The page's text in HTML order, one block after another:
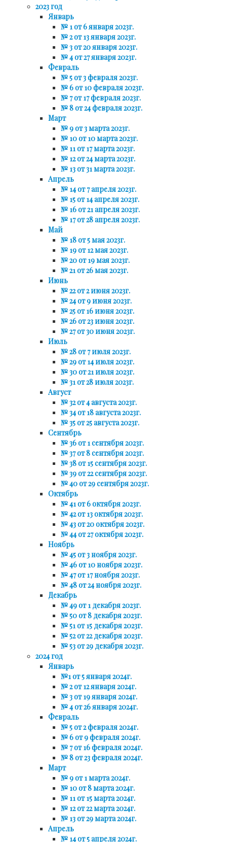
2023 год
Январь
№ 1 от 6 января 2023г.
№ 2 от 13 января 2023г.
№ 3 от 20 января 2023г.
№ 4 от 27 января 2023г.
Февраль
№ 5 от 3 февраля 2023г.
№ 6 от 10 февраля 2023г.
№ 7 от 17 февраля 2023г.
№ 8 от 24 февраля 2023г.
Март
№ 9 от 3 марта 2023г.
№ 10 от 10 марта 2023г.
№ 11 от 17 марта 2023г.
№ 12 от 24 марта 2023г.
№ 13 от 31 марта 2023г.
Апрель
№ 14 от 7 апреля 2023г.
№ 15 от 14 апреля 2023г.
№ 16 от 21 апреля 2023г.
№ 17 от 28 апреля 2023г.
Май
№ 18 от 5 мая 2023г.
№ 19 от 12 мая 2023г.
№ 20 от 19 мая 2023г.
№ 21 от 26 мая 2023г.
Июнь
№ 22 от 2 июня 2023г.
№ 24 от 9 июня 2023г.
№ 25 от 16 июня 2023г.
№ 26 от 23 июня 2023г.
№ 27 от 30 июня 2023г.
Июль
№ 28 от 7 июля 2023г.
№ 29 от 14 июля 2023г.
№ 30 от 21 июля 2023г.
№ 31 от 28 июля 2023г.
Август
№ 32 от 4 августа 2023г.
№ 34 от 18 августа 2023г.
№ 35 от 25 августа 2023г.
Сентябрь
№ 36 от 1 сентября 2023г.
№ 37 от 8 сентября 2023г.
№ 38 от 15 сентября 2023г.
№ 39 от 22 сентября 2023г.
№ 40 от 29 сентября 2023г.
Октябрь
№ 41 от 6 октября 2023г.
№ 42 от 13 октября 2023г.
№ 43 от 20 октября 2023г.
№ 44 от 27 октября 2023г.
Ноябрь
№ 45 от 3 ноября 2023г.
№ 46 от 10 ноября 2023г.
№ 47 от 17 ноября 2023г.
№ 48 от 24 ноября 2023г.
Декабрь
№ 49 от 1 декабря 2023г.
№ 50 от 8 декабря 2023г.
№ 51 от 15 декабря 2023г.
№ 52 от 22 декабря 2023г.
№ 53 от 29 декабря 2023г.
2024 год
Январь
№1 от 5 января 2024г.
№ 2 от 12 января 2024г.
№ 3 от 19 января 2024г.
№ 4 от 26 января 2024г.
Февраль
№ 5 от 2 февраля 2024г.
№ 6 от 9 февраля 2024г.
№ 7 от 16 февраля 2024г.
№ 8 от 23 февраля 2024г.
Март
№ 9 от 1 марта 2024г.
№ 10 от 8 марта 2024г.
№ 11 от 15 марта 2024г.
№ 12 от 22 марта 2024г.
№ 13 от 29 марта 2024г.
Апрель
№ 14 от 5 апреля 2024г.